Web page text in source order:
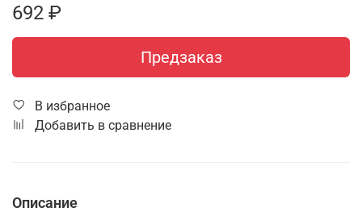
692 ₽
Предзаказ
В избранное
Добавить в сравнение
Описание